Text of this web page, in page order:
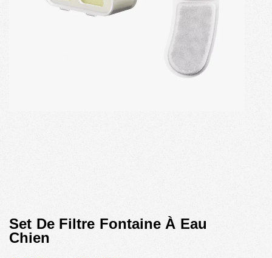
Set De Filtre Fontaine À Eau
Chien